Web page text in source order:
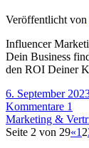
Veröffentlicht von
Influencer
Dein Business
den ROI Deiner
6. September
Kommentare 1
Marketing &
Seite 2 von 29«1 2